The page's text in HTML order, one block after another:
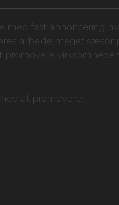
med fast annoncering
arbejde meget
at promovere: